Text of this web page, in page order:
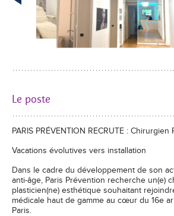
Le poste
PARIS PRÉVENTION RECRUTE : Chirurgien
Vacations évolutives vers installation
Dans le cadre du développement de son
anti-âge, Paris Prévention recherche un(e)
plasticien(ne) esthétique souhaitant
médicale haut de gamme au cœur du 16e
Paris.